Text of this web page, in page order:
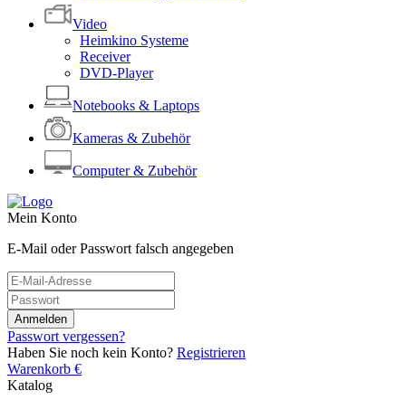
Video
Heimkino Systeme
Receiver
DVD-Player
Notebooks & Laptops
Kameras & Zubehör
Computer & Zubehör
Mein Konto
E-Mail oder Passwort falsch angegeben
Passwort vergessen?
Haben Sie noch kein Konto? Registrieren
Warenkorb €
Katalog